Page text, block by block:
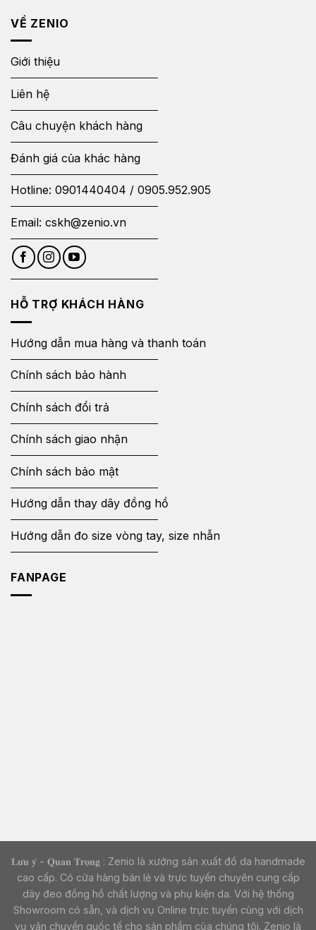
VỀ ZENIO
Giới thiệu
Liên hệ
Câu chuyện khách hàng
Đánh giá của khác hàng
Hotline: 0901440404 / 0905.952.905
Email: cskh@zenio.vn
HỖ TRỢ KHÁCH HÀNG
Hướng dẫn mua hàng và thanh toán
Chính sách bảo hành
Chính sách đổi trả
Chính sách giao nhận
Chính sách bảo mật
Hướng dẫn thay dây đồng hồ
Hướng dẫn đo size vòng tay, size nhẫn
FANPAGE
𝐋𝐮̛𝐮 𝐲́ - 𝐐𝐮𝐚𝐧 𝐓𝐫𝐨̣𝐧𝐠 : Zenio là xưởng sản xuất đồ da handmade
cao cấp. Có cửa hàng bán lẻ và trực tuyến chuyên cung cấp
dây đeo đồng hồ chất lượng và phụ kiện da. Với hệ thống
Showroom có sẵn, và dịch vụ Online trực tuyến cùng với dịch
vụ vận chuyển quốc tế cho sản phẩm của chúng tôi. Zenio là